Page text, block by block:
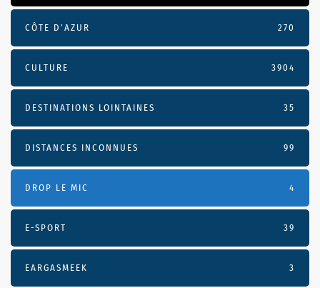
CÔTE D’AZUR 270
CULTURE 3904
DESTINATIONS LOINTAINES 35
DISTANCES INCONNUES 99
DROP LE MIC 4
E-SPORT 39
EARGASMEEK 3